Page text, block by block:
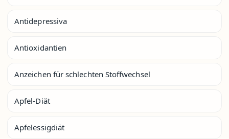
Antidepressiva
Antioxidantien
Anzeichen für schlechten Stoffwechsel
Apfel-Diät
Apfelessigdiät